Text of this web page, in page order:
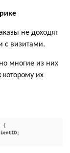
не доходят
с визитами.
многие из них
их